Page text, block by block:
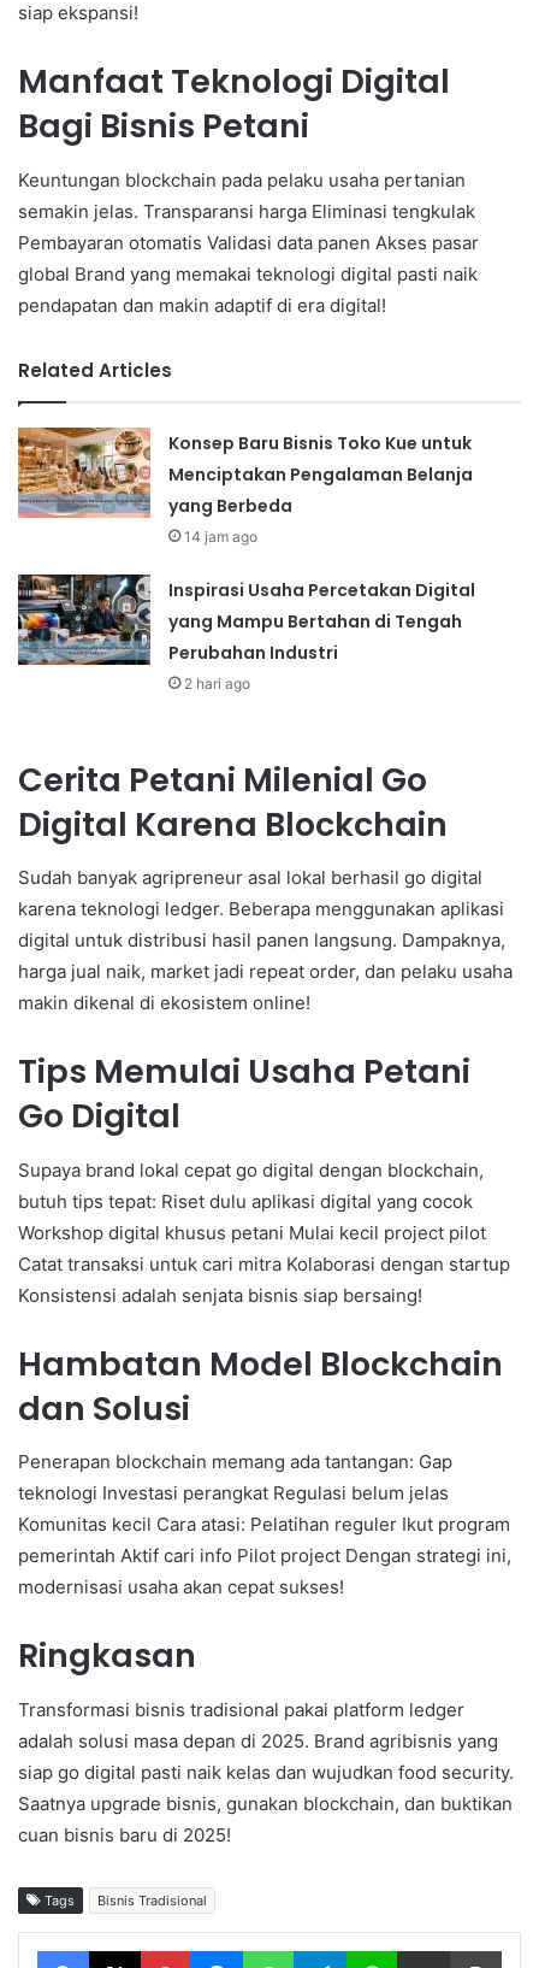
siap ekspansi!
Manfaat Teknologi Digital
Bagi Bisnis Petani
Keuntungan blockchain pada pelaku usaha pertanian
semakin jelas. Transparansi harga Eliminasi tengkulak
Pembayaran otomatis Validasi data panen Akses pasar
global Brand yang memakai teknologi digital pasti naik
pendapatan dan makin adaptif di era digital!
Related Articles
Konsep Baru Bisnis Toko Kue untuk
Menciptakan Pengalaman Belanja
yang Berbeda
14 jam ago
Inspirasi Usaha Percetakan Digital
yang Mampu Bertahan di Tengah
Perubahan Industri
2 hari ago
Cerita Petani Milenial Go
Digital Karena Blockchain
Sudah banyak agripreneur asal lokal berhasil go digital
karena teknologi ledger. Beberapa menggunakan aplikasi
digital untuk distribusi hasil panen langsung. Dampaknya,
harga jual naik, market jadi repeat order, dan pelaku usaha
makin dikenal di ekosistem online!
Tips Memulai Usaha Petani
Go Digital
Supaya brand lokal cepat go digital dengan blockchain,
butuh tips tepat: Riset dulu aplikasi digital yang cocok
Workshop digital khusus petani Mulai kecil project pilot
Catat transaksi untuk cari mitra Kolaborasi dengan startup
Konsistensi adalah senjata bisnis siap bersaing!
Hambatan Model Blockchain
dan Solusi
Penerapan blockchain memang ada tantangan: Gap
teknologi Investasi perangkat Regulasi belum jelas
Komunitas kecil Cara atasi: Pelatihan reguler Ikut program
pemerintah Aktif cari info Pilot project Dengan strategi ini,
modernisasi usaha akan cepat sukses!
Ringkasan
Transformasi bisnis tradisional pakai platform ledger
adalah solusi masa depan di 2025. Brand agribisnis yang
siap go digital pasti naik kelas dan wujudkan food security.
Saatnya upgrade bisnis, gunakan blockchain, dan buktikan
cuan bisnis baru di 2025!
Tags Bisnis Tradisional
Facebook X Pinterest Messenger WhatsApp Telegram Line Share via Email